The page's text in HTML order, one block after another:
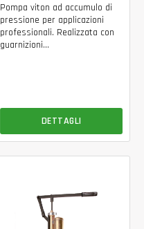
Pompa viton ad accumulo di
pressione per applicazioni
professionali. Realizzata con
guarnizioni...
DETTAGLI